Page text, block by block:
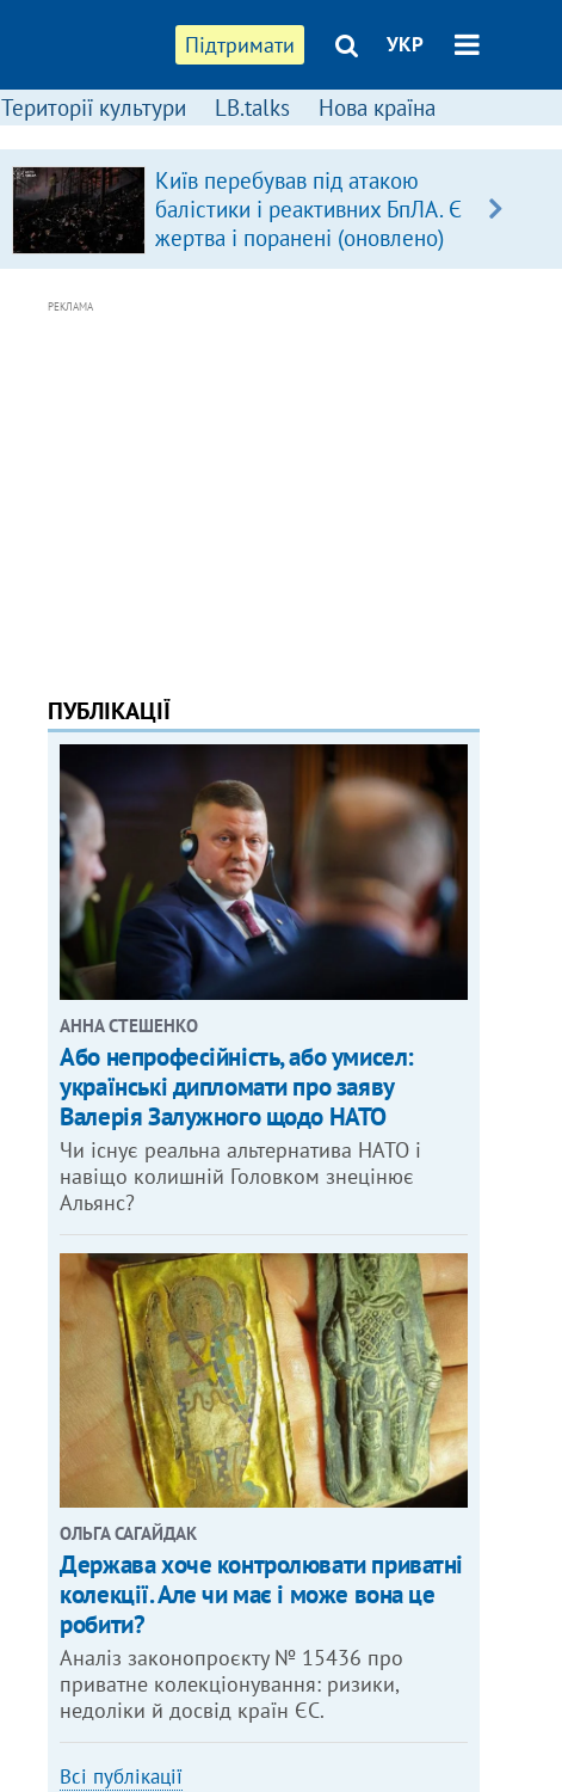
Підтримати УКР
Території культури LB.talks Нова країна
Київ перебував під атакою
балістики і реактивних БпЛА. Є
жертва і поранені (оновлено)
РЕКЛАМА
ПУБЛІКАЦІЇ
АННА СТЕШЕНКО
Або непрофесійність, або умисел:
українські дипломати про заяву
Валерія Залужного щодо НАТО
Чи існує реальна альтернатива НАТО і
навіщо колишній Головком знецінює
Альянс?
ОЛЬГА САГАЙДАК
Держава хоче контролювати приватні
колекції. Але чи має і може вона це
робити?
Аналіз законопроєкту № 15436 про
приватне колекціонування: ризики,
недоліки й досвід країн ЄС.
Всі публікації